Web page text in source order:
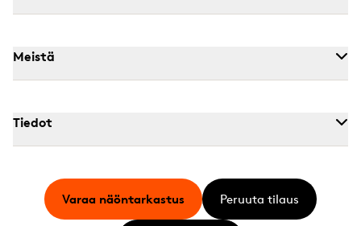
Meistä
Tiedot
Varaa näöntarkastus Peruuta tilaus